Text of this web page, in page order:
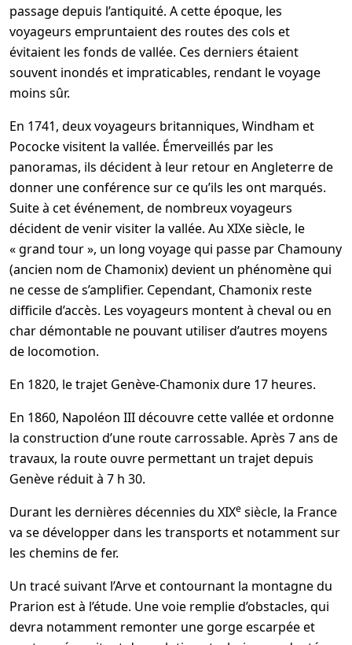
passage depuis l’antiquité. A cette époque, les
voyageurs empruntaient des routes des cols et
évitaient les fonds de vallée. Ces derniers étaient
souvent inondés et impraticables, rendant le voyage
moins sûr.
En 1741, deux voyageurs britanniques, Windham et
Pococke visitent la vallée. Émerveillés par les
panoramas, ils décident à leur retour en Angleterre de
donner une conférence sur ce qu’ils les ont marqués.
Suite à cet événement, de nombreux voyageurs
décident de venir visiter la vallée. Au XIXe siècle, le
« grand tour », un long voyage qui passe par Chamouny
(ancien nom de Chamonix) devient un phénomène qui
ne cesse de s’amplifier. Cependant, Chamonix reste
difficile d’accès. Les voyageurs montent à cheval ou en
char démontable ne pouvant utiliser d’autres moyens
de locomotion.
En 1820, le trajet Genève-Chamonix dure 17 heures.
En 1860, Napoléon III découvre cette vallée et ordonne
la construction d’une route carrossable. Après 7 ans de
travaux, la route ouvre permettant un trajet depuis
Genève réduit à 7 h 30.
Durant les dernières décennies du XIXe siècle, la France
va se développer dans les transports et notamment sur
les chemins de fer.
Un tracé suivant l’Arve et contournant la montagne du
Prarion est à l’étude. Une voie remplie d’obstacles, qui
devra notamment remonter une gorge escarpée et